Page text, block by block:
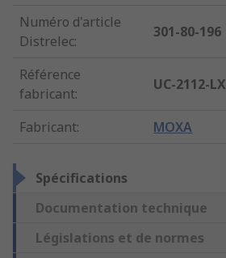
Numéro d'article
Distrelec:
301-80-196
Référence
fabricant:
UC-2112-LX
Fabricant: MOXA
Spécifications
Documentation technique
Législations et de normes